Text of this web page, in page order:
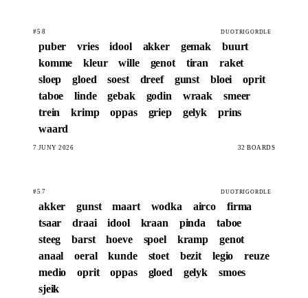
#58 DUOTRIGORDLE
puber vries idool akker gemak
buurt
komme
kleur wille genot tiran
raket
sloep
gloed soest dreef gunst bloei
oprit
taboe
linde gebak godin wraak
smeer
trein
krimp oppas griep gelyk
prins
waard
7 JUNY 2026 32 BOARDS
#57 DUOTRIGORDLE
akker gunst maart wodka airco
firma
tsaar
draai idool kraan pinda
taboe
steeg
barst hoeve spoel kramp
genot
anaal
oeral kunde stoet bezit legio
reuze
medio
oprit oppas gloed gelyk
smoes
sjeik